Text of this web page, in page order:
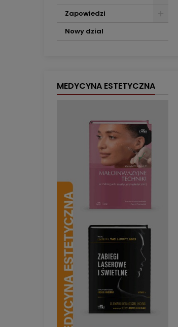
Zapowiedzi
Nowy dzial
MEDYCYNA ESTETYCZNA